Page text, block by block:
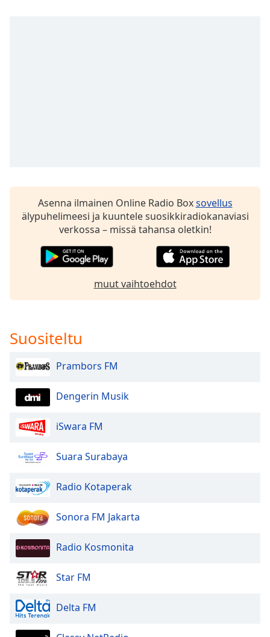
Edge
Done
Close
Dialog
dialog
window.
Asenna ilmainen Online Radio Boxsovellus
älypuhelimeesi ja kuuntele suosikkiradiokanaviasi
verkossa – missä tahansa oletkin!
muut vaihtoehdot
Suositeltu
Prambors FM
Dengerin Musik
iSwara FM
Suara Surabaya
Radio Kotaperak
Sonora FM Jakarta
Radio Kosmonita
Star FM
Delta FM